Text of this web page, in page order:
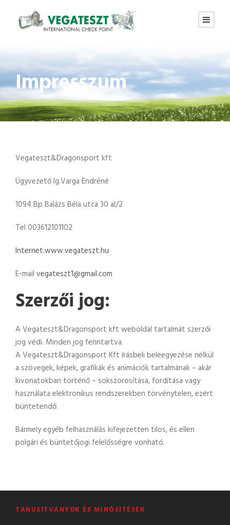
Impresszum
Vegateszt&Dragonsport kft
Ügyvezető Ig.Varga Endréné
1094 Bp Balázs Béla utca 30 al/2
Tel 003612101102
Internet.www.vegateszt.hu
E-mail vegateszt1@gmail.com
Szerzői jog:
A Vegateszt&Dragonsport kft weboldal tartalmát szerzői
jog védi. Minden jog fenntartva.
A Vegateszt&Dragonsport Kft írásbeli beleegyezése nélkül
a szövegek, képek, grafikák és animációk tartalmának – akár
kivonatokban történő – sokszorosítása, fordítása vagy
használata elektronikus rendszerekben törvénytelen, ezért
büntetendő.
Bármely egyéb felhasználás kifejezetten tilos, és ellen
polgári és büntetőjogi felelősségre vonható.
TANÚSÍTVÁNYOK ÉS MINŐSÍTÉSEK